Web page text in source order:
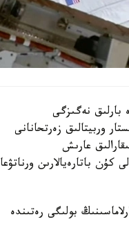
كەزىندە بارلىق نەگىزگى
وربيتالىق زەرتحانانى
عارىش
كۇن باتارەيالارىن ورناتۋعا
بولىگى رەتىندە